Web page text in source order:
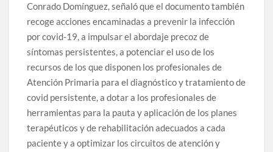
Conrado Domínguez, señaló que el documento también
recoge acciones encaminadas a prevenir la infección
por covid-19, a impulsar el abordaje precoz de
síntomas persistentes, a potenciar el uso de los
recursos de los que disponen los profesionales de
Atención Primaria para el diagnóstico y tratamiento de
covid persistente, a dotar a los profesionales de
herramientas para la pauta y aplicación de los planes
terapéuticos y de rehabilitación adecuados a cada
paciente y a optimizar los circuitos de atención y